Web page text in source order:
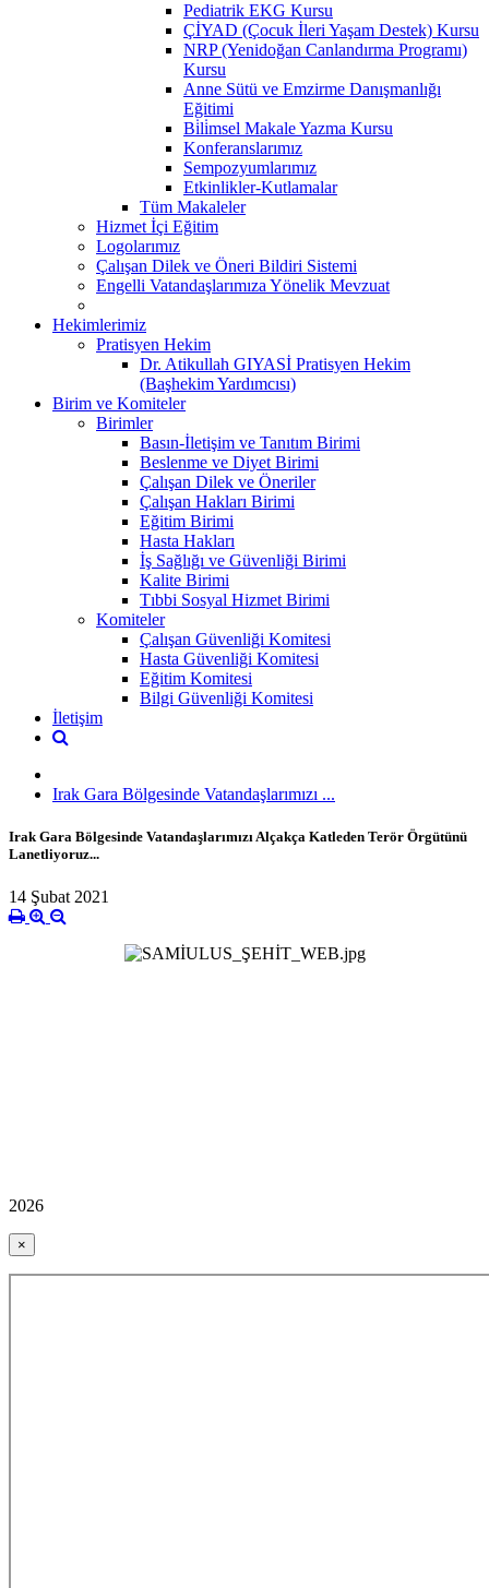
Pediatrik EKG Kursu
ÇİYAD (Çocuk İleri Yaşam Destek) Kursu
NRP (Yenidoğan Canlandırma Programı)
Kursu
Anne Sütü ve Emzirme Danışmanlığı
Eğitimi
Bi̇li̇msel Makale Yazma Kursu
Konferanslarımız
Sempozyumlarımız
Etkinlikler-Kutlamalar
Tüm Makaleler
Hizmet İçi Eğitim
Logolarımız
Çalışan Dilek ve Öneri Bildiri Sistemi
Engelli Vatandaşlarımıza Yönelik Mevzuat
Hekimlerimiz
Pratisyen Hekim
Dr. Atikullah GIYASİ Pratisyen Hekim
(Başhekim Yardımcısı)
Birim ve Komiteler
Birimler
Basın-İletişim ve Tanıtım Birimi
Beslenme ve Diyet Birimi
Çalışan Dilek ve Öneriler
Çalışan Hakları Birimi
Eğitim Birimi
Hasta Hakları
İş Sağlığı ve Güvenliği Birimi
Kalite Birimi
Tıbbi Sosyal Hizmet Birimi
Komiteler
Çalışan Güvenliği Komitesi
Hasta Güvenliği Komitesi
Eğitim Komitesi
Bilgi Güvenliği Komitesi
İletişim
Irak Gara Bölgesinde Vatandaşlarımızı ...
Irak Gara Bölgesinde Vatandaşlarımızı Alçakça Katleden Terör Örgütünü
Lanetliyoruz...
14 Şubat 2021
2026
×